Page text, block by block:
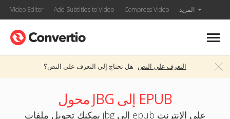
Video Editor Add Subtitles to Video Compress Video المزيد
هل تحتاج إلى التعرف على النص؟ التعرف على النص
محول JBG إلى EPUB
يمكنك تحويل ملفات jbg إلى epub على الإنترنت